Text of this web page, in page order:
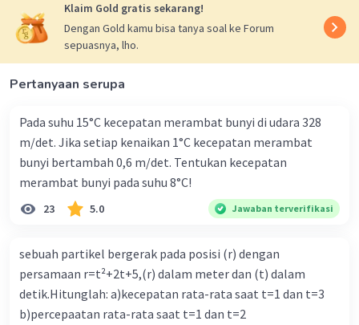
Klaim Gold gratis sekarang!
Dengan Gold kamu bisa tanya soal ke Forum
sepuasnya, lho.
Pertanyaan serupa
Pada suhu 15°C kecepatan merambat bunyi di udara 328
m/det. Jika setiap kenaikan 1°C kecepatan merambat
bunyi bertambah 0,6 m/det. Tentukan kecepatan
merambat bunyi pada suhu 8°C!
23 5.0 Jawaban terverifikasi
sebuah partikel bergerak pada posisi (r) dengan
persamaan r=t²+2t+5,(r) dalam meter dan (t) dalam
detik.Hitunglah: a)kecepatan rata-rata saat t=1 dan t=3
b)percepaatan rata-rata saat t=1 dan t=2